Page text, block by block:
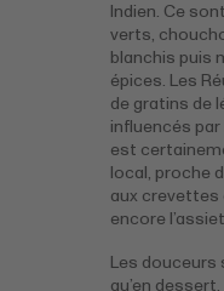
Indien. Ce
verts,
blanchis puis
épices. Les
de gratins de
influencés
est
local, proche
aux crevettes
encore
Les douceurs
qu’en